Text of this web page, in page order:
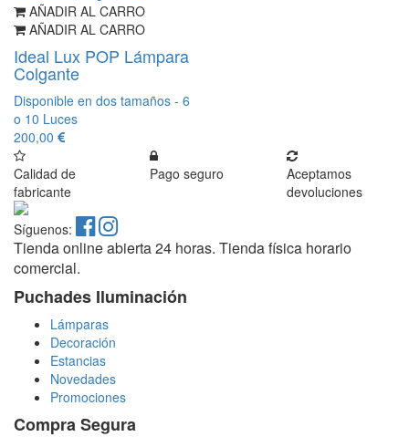
AÑADIR AL CARRO
AÑADIR AL CARRO
Ideal Lux POP Lámpara
Colgante
Disponible en dos tamaños - 6
o 10 Luces
200,00
Calidad de
fabricante
Pago seguro
Aceptamos
devoluciones
Síguenos:
Tienda online abierta 24 horas. Tienda física horario
comercial.
Puchades Iluminación
Lámparas
Decoración
Estancias
Novedades
Promociones
Compra Segura